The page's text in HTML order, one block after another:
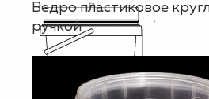
Ведро пластиковое
ручкой